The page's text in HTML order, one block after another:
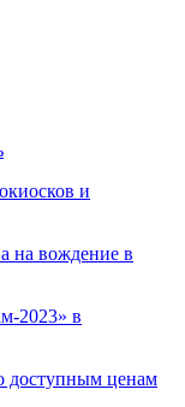
и
на вождение в
2023» в
доступным ценам